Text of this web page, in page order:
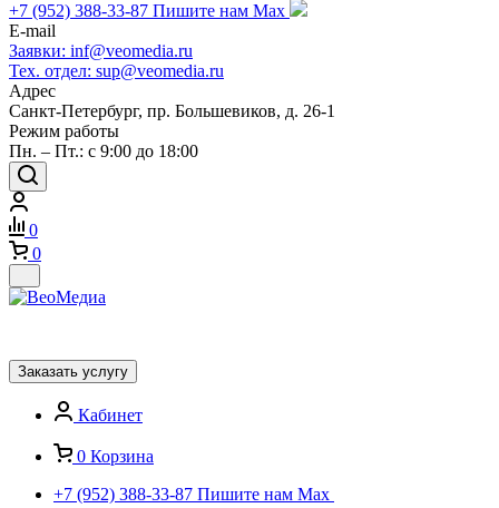
+7 (952) 388-33-87 Пишите нам Max
E-mail
Заявки: inf@veomedia.ru
Тех. отдел: sup@veomedia.ru
Адрес
Санкт-Петербург, пр. Большевиков, д. 26-1
Режим работы
Пн. – Пт.: с 9:00 до 18:00
0
0
Заказать услугу
Кабинет
0 Корзина
+7 (952) 388-33-87 Пишите нам Max